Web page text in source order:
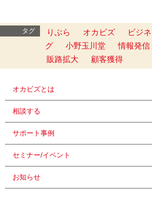
タグ りぶら オカビズ ビジ
グ
小野玉川堂 情報発信
販路拡大
顧客獲得
オカビズとは
相談する
サポート事例
セミナー/イベント
お知らせ